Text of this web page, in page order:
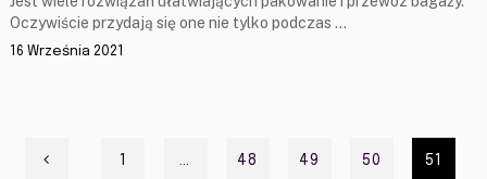
Oczywiście przydają się one nie tylko podczas …
16 Września 2021
Stronicowanie
… 48 49 50 51